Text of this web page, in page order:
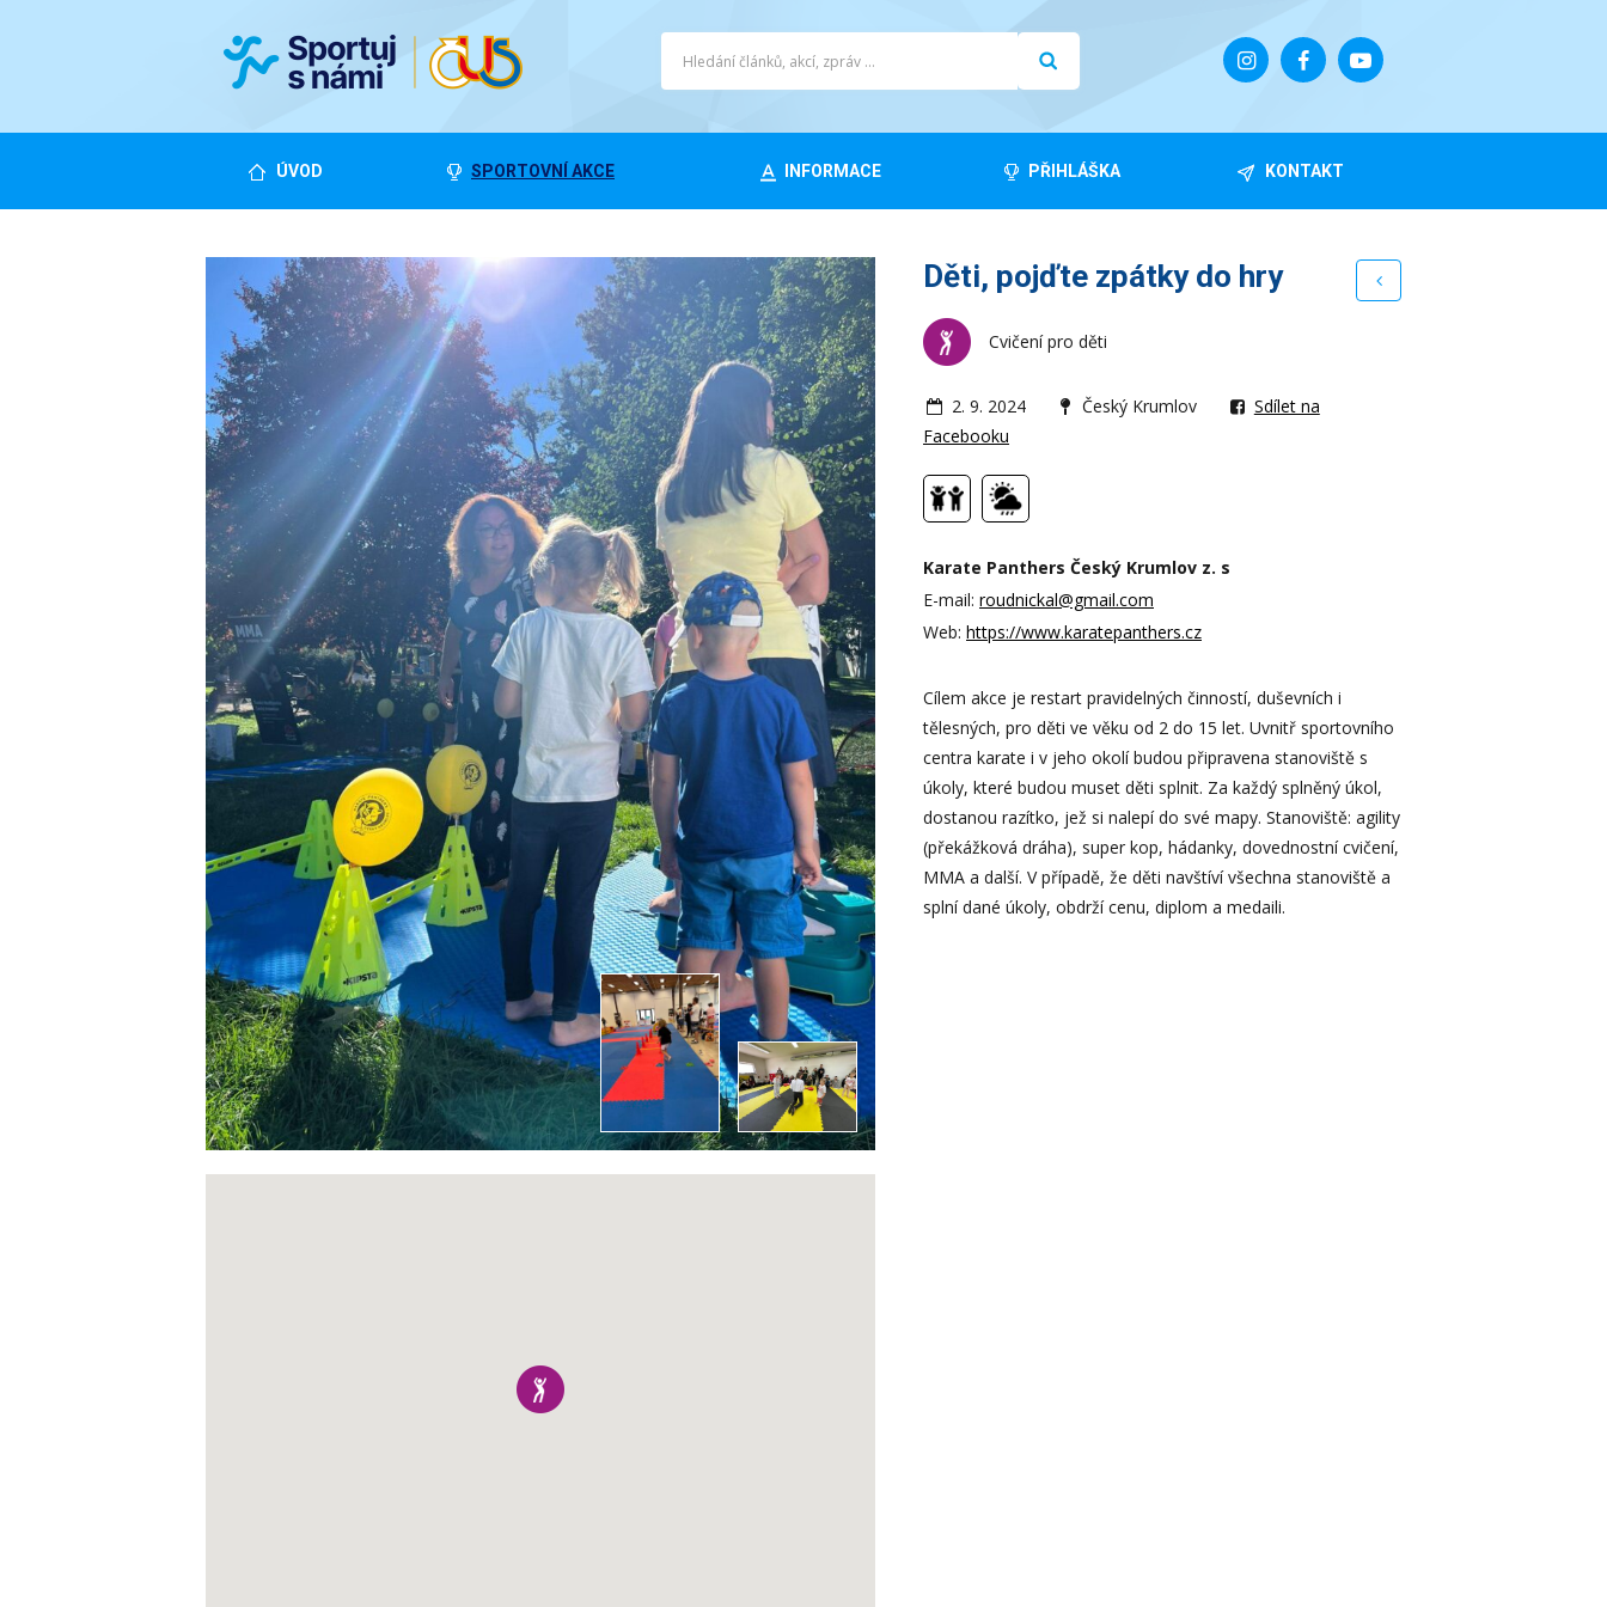
ÚVOD SPORTOVNÍ AKCE INFORMACE PŘIHLÁŠKA KONTAKT
Děti, pojďte zpátky do hry
Cvičení pro děti
2. 9. 2024 Český Krumlov
Sdílet na
Facebooku
Karate Panthers Český Krumlov z. s
E-mail: roudnickal@gmail.com
Web: https://www.karatepanthers.cz
Cílem akce je restart pravidelných činností, duševních i
tělesných, pro děti ve věku od 2 do 15 let. Uvnitř sportovního
centra karate i v jeho okolí budou připravena stanoviště s
úkoly, které budou muset děti splnit. Za každý splněný úkol,
dostanou razítko, jež si nalepí do své mapy. Stanoviště: agility
(překážková dráha), super kop, hádanky, dovednostní cvičení,
MMA a další. V případě, že děti navštíví všechna stanoviště a
splní dané úkoly, obdrží cenu, diplom a medaili.